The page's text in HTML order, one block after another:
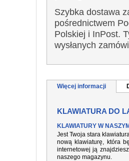
Szybka dostawa
pośrednictwem
Polskiej i InPost.
wysłanych
Więcej informacji
KLAWIATURA DO
KLAWIATURY W
Jest Twoja stara
nową klawiaturę, która
internetowej ją
naszego magazynu.